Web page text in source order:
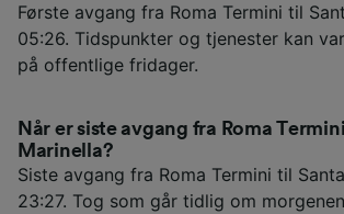
Første avgang fra Roma Termini til
05:26. Tidspunkter og tjenester kan
på offentlige fridager.
Når er siste avgang fra Roma
Marinella?
Siste avgang fra Roma Termini til
23:27. Tog som går tidlig om